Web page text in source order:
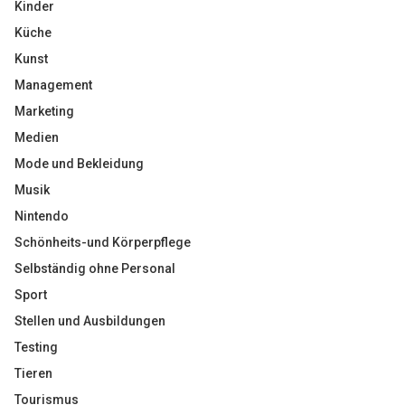
Kinder
Küche
Kunst
Management
Marketing
Medien
Mode und Bekleidung
Musik
Nintendo
Schönheits-und Körperpflege
Selbständig ohne Personal
Sport
Stellen und Ausbildungen
Testing
Tieren
Tourismus